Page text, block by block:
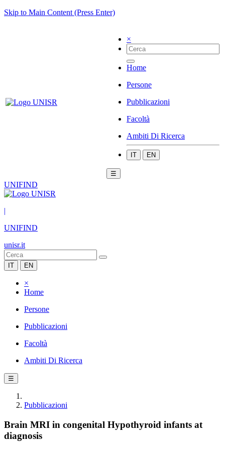
Skip to Main Content (Press Enter)
×
Home
Persone
Pubblicazioni
Facoltà
Ambiti Di Ricerca
IT EN
☰
UNIFIND
|
UNIFIND
unisr.it
IT EN
×
Home
Persone
Pubblicazioni
Facoltà
Ambiti Di Ricerca
☰
Pubblicazioni
Brain MRI in congenital Hypothyroid infants at
diagnosis